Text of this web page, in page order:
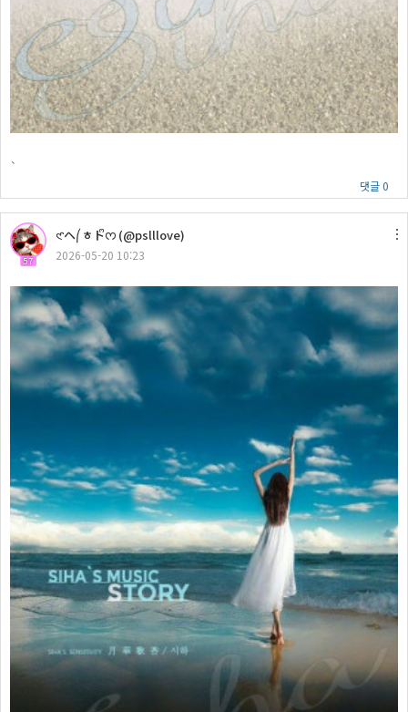
`
댓글 0
57
𑣲ヘ⎛ㅎトᩚᰔ (@pslllove)
2026-05-20 10:23